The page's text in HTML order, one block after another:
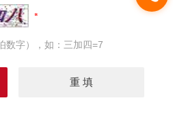
数字），如：三加四=7